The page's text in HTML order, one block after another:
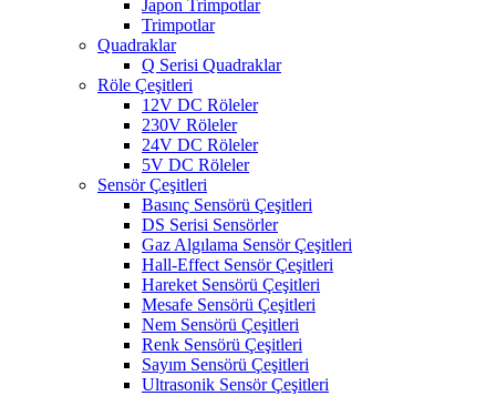
Japon Trimpotlar
Trimpotlar
Quadraklar
Q Serisi Quadraklar
Röle Çeşitleri
12V DC Röleler
230V Röleler
24V DC Röleler
5V DC Röleler
Sensör Çeşitleri
Basınç Sensörü Çeşitleri
DS Serisi Sensörler
Gaz Algılama Sensör Çeşitleri
Hall-Effect Sensör Çeşitleri
Hareket Sensörü Çeşitleri
Mesafe Sensörü Çeşitleri
Nem Sensörü Çeşitleri
Renk Sensörü Çeşitleri
Sayım Sensörü Çeşitleri
Ultrasonik Sensör Çeşitleri